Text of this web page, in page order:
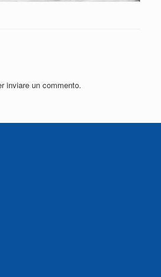
inviare un commento.